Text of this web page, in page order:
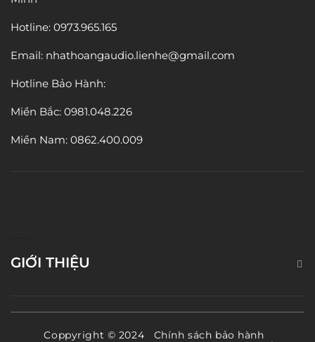
Hotline: 0973.965.165
Email: nhathoangaudio.lienhe@gmail.com
Hotline Bảo Hành:
Miền Bắc: 0981.048.226
Miền Nam: 0862.400.009
GIỚI THIỆU
Coppyright © 2024
Chính sách bảo hành